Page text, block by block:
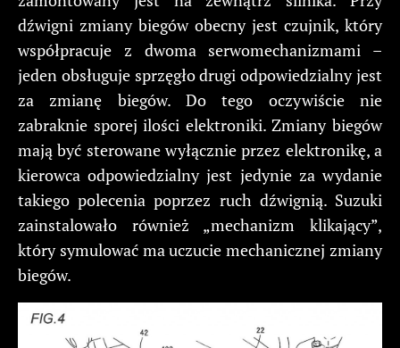
dźwigni zmiany biegów obecny jest czujnik, który
współpracuje z dwoma serwomechanizmami –
jeden obsługuje sprzęgło drugi odpowiedzialny jest
za zmianę biegów. Do tego oczywiście nie
zabraknie sporej ilości elektroniki. Zmiany biegów
mają być sterowane wyłącznie przez elektronikę, a
kierowca odpowiedzialny jest jedynie za wydanie
takiego polecenia poprzez ruch dźwignią. Suzuki
zainstalowało również „mechanizm klikający”,
który symulować ma uczucie mechanicznej zmiany
biegów.